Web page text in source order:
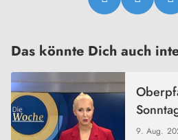
Das könnte Dich auch
9. Aug.